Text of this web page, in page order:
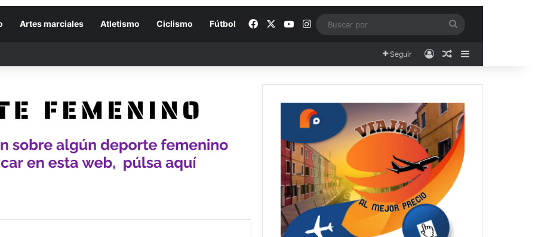
Artes marciales Atletismo Ciclismo Fútbol Facebook YouTubeInstagram
Seguir AccesoPublicación al